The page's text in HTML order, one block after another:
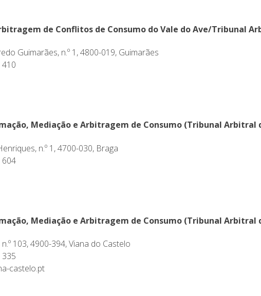
de Conflitos de Consumo do Vale do Ave/Tribunal
Guimarães, n.º 1, 4800-019, Guimarães
Mediação e Arbitragem de Consumo (Tribunal Arbitral
n.º 1, 4700-030, Braga
604
Mediação e Arbitragem de Consumo (Tribunal Arbitral
103, 4900-394, Viana do Castelo
castelo.pt